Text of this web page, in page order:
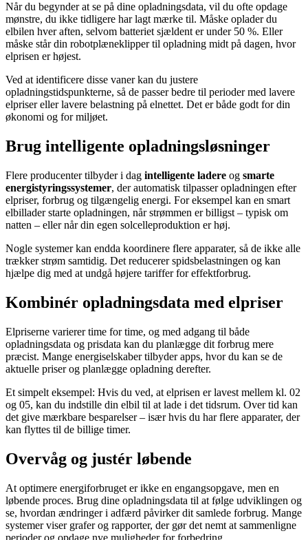
Når du begynder at se på dine opladningsdata, vil du ofte opdage
mønstre, du ikke tidligere har lagt mærke til. Måske oplader du
elbilen hver aften, selvom batteriet sjældent er under 50 %. Eller
måske står din robotplæneklipper til opladning midt på dagen, hvor
elprisen er højest.
Ved at identificere disse vaner kan du justere
opladningstidspunkterne, så de passer bedre til perioder med lavere
elpriser eller lavere belastning på elnettet. Det er både godt for din
økonomi og for miljøet.
Brug intelligente opladningsløsninger
Flere producenter tilbyder i dag intelligente ladere og smarte
energistyringssystemer, der automatisk tilpasser opladningen efter
elpriser, forbrug og tilgængelig energi. For eksempel kan en smart
elbillader starte opladningen, når strømmen er billigst – typisk om
natten – eller når din egen solcelleproduktion er høj.
Nogle systemer kan endda koordinere flere apparater, så de ikke alle
trækker strøm samtidig. Det reducerer spidsbelastningen og kan
hjælpe dig med at undgå højere tariffer for effektforbrug.
Kombinér opladningsdata med elpriser
Elpriserne varierer time for time, og med adgang til både
opladningsdata og prisdata kan du planlægge dit forbrug mere
præcist. Mange energiselskaber tilbyder apps, hvor du kan se de
aktuelle priser og planlægge opladning derefter.
Et simpelt eksempel: Hvis du ved, at elprisen er lavest mellem kl. 02
og 05, kan du indstille din elbil til at lade i det tidsrum. Over tid kan
det give mærkbare besparelser – især hvis du har flere apparater, der
kan flyttes til de billige timer.
Overvåg og justér løbende
At optimere energiforbruget er ikke en engangsopgave, men en
løbende proces. Brug dine opladningsdata til at følge udviklingen og
se, hvordan ændringer i adfærd påvirker dit samlede forbrug. Mange
systemer viser grafer og rapporter, der gør det nemt at sammenligne
perioder og opdage nye muligheder for forbedring.